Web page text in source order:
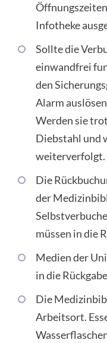
Infotheke
Sollte die
einwandfrei
den
Alarm
Werden sie
Diebstahl und
weiterverfolgt.
Die
der
müssen in die
Medien der
in die
Die
Arbeitsort.